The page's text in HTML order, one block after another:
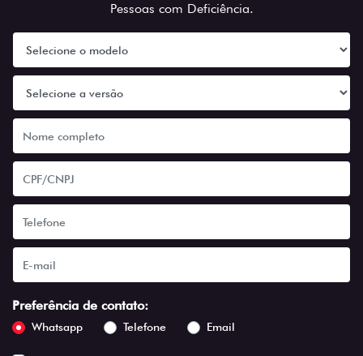
Pessoas com Deficiência.
Preferência de contato:
Whatsapp Telefone Email